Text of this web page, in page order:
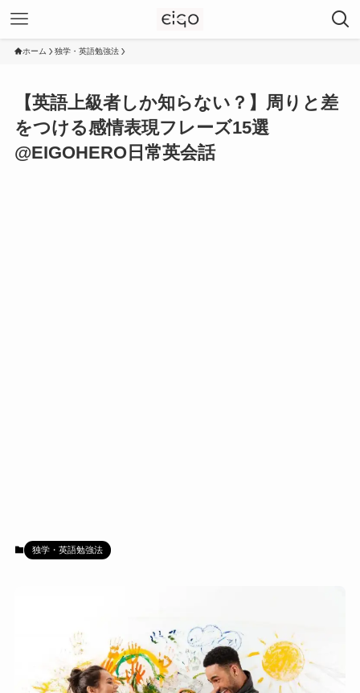
ホーム 独学・英語勉強法
【英語上級者しか知らない？】周りと差
をつける感情表現フレーズ15選
@EIGOHERO日常英会話
独学・英語勉強法